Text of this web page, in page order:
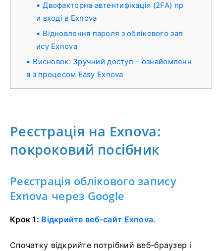
Двофакторна автентифікація (2FA) пр
и вході в Exnova
Відновлення пароля з облікового зап
ису Exnova
Висновок: Зручний доступ – ознайомленн
я з процесом Easy Exnova
Реєстрація на Exnova:
покроковий посібник
Реєстрація облікового запису
Exnova через Google
Крок 1: Відкрийте веб-сайт Exnova.
Спочатку відкрийте потрібний веб-браузер і